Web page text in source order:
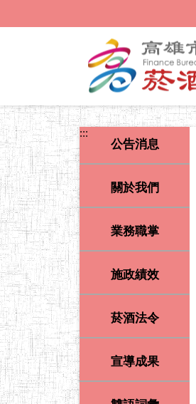
:::
公告消息
關於我們
業務職掌
施政績效
菸酒法令
宣導成果